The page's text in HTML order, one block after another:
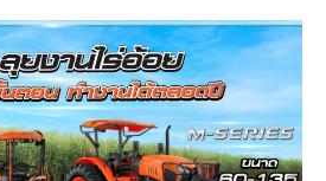
า
ทุน
าร
เอเชีย